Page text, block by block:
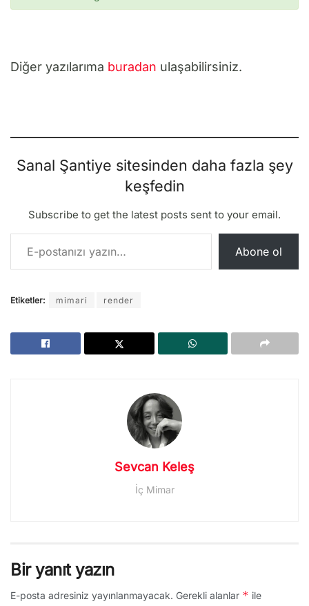
Diğer yazılarıma buradan ulaşabilirsiniz.
Sanal Şantiye sitesinden daha fazla şey
keşfedin
Subscribe to get the latest posts sent to your email.
E-postanızı yazın…
Abone ol
Etiketler: mimari render
Sevcan Keleş
İç Mimar
Bir yanıt yazın
E-posta adresiniz yayınlanmayacak. Gerekli alanlar * ile